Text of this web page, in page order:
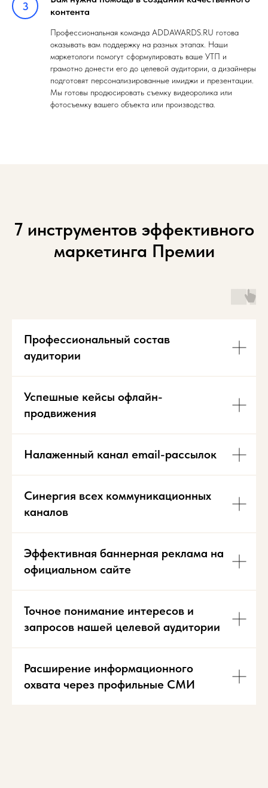
контента
Профессиональная команда ADDAWARDS.RU готова
оказывать вам поддержку на разных этапах. Наши
маркетологи помогут сформулировать ваше УТП и
грамотно донести его до целевой аудитории, а дизайнеры
подготовят персонализированные имиджи и презентации.
Мы готовы продюсировать съемку видеоролика или
фотосъемку вашего объекта или производства.
7 инструментов эффективного
маркетинга Премии
Профессиональный состав
аудитории
Успешные кейсы офлайн-
продвижения
Налаженный канал email-рассылок
Синергия всех коммуникационных
каналов
Эффективная баннерная реклама на
официальном сайте
Точное понимание интересов и
запросов нашей целевой аудитории
Расширение информационного
охвата через профильные СМИ